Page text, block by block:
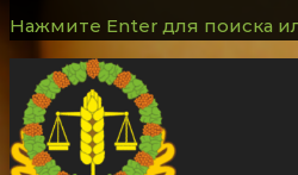
Нажмите Enter для поиска